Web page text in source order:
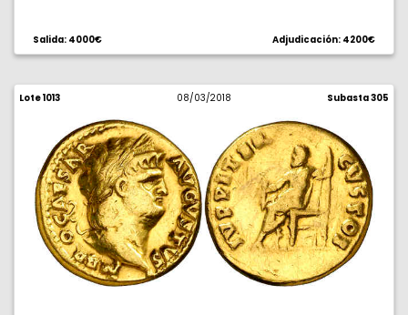
Salida: 4000€ Adjudicación: 4200€
Lote 1013 08/03/2018 Subasta 305